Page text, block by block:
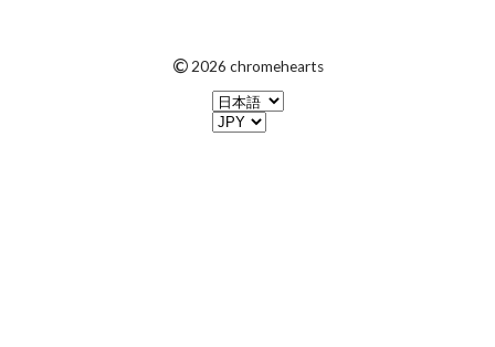
© 2026 chromehearts